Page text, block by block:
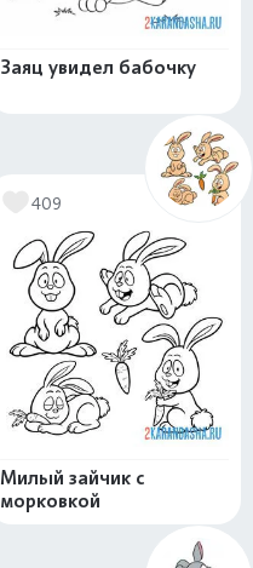
Заяц увидел бабочку
409
Милый зайчик с
морковкой